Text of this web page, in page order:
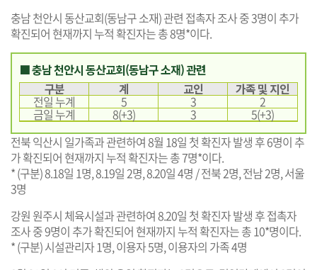
충남 천안시 동산교회(동남구 소재) 관련 접촉자 조사 중 3명이 추가
확진되어 현재까지 누적 확진자는 총 8명*이다.
■ 충남 천안시 동산교회(동남구 소재) 관련
구분
계 교인 가족 및 지인
전일 누계 5 3 2
금일 누계 8(+3) 3
5(+3)
전북 익산시 일가족과 관련하여 8월 18일 첫 확진자 발생 후 6명이 추
가 확진되어 현재까지 누적 확진자는 총 7명*이다.
* (구분) 8.18일 1명, 8.19일 2명, 8.20일 4명 / 전북 2명, 전남 2명, 서울
3명
강원 원주시 체육시설과 관련하여 8.20일 첫 확진자 발생 후 접촉자
조사 중 9명이 추가 확진되어 현재까지 누적 확진자는 총 10*명이다.
* (구분) 시설관리자 1명, 이용자 5명, 이용자의 가족 4명